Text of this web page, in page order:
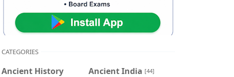
CATEGORIES
Ancient History
Ancient India [44]